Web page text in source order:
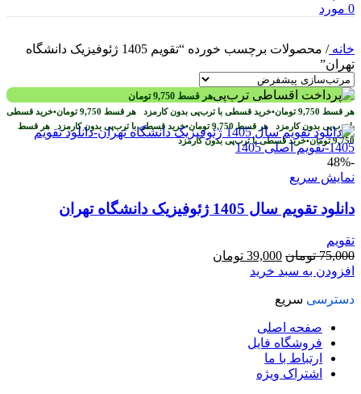
0 مورد
خانه/
محصولات برچسب خورده “تقویم 1405 ژئوفیزیک دانشگاه
تهران”
هر قسط 9,750 تومان
هر قسط 9,750 تومان•خرید قسطی با ترب‌پی بدون کارمزد هر قسط 9,750 تومان•خرید قسطی
با ترب‌پی بدون کارمزد هر قسط 9,750 تومان•خرید قسطی با ترب‌پی بدون کارمزد هر قسط
9,750 تومان•خرید قسطی با ترب‌پی بدون کارمزد
-48%
نمایش سریع
دانلود تقویم سال 1405 ژئوفیزیک دانشگاه تهران
تقویم
75,000 تومان قیمت
اصلی
بود.
39,000 تومان
افزودن به سبد خرید
دسترسی سریع
صفحه اصلی
فروشگاه فایل
ارتباط با ما
اشتراک ویژه